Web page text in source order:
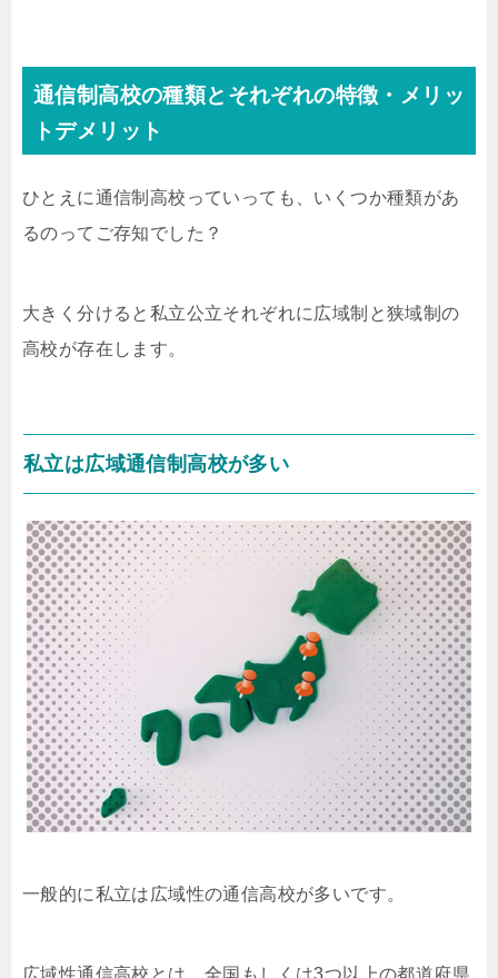
通信制高校の種類とそれぞれの特徴・メリッ
トデメリット
ひとえに通信制高校っていっても、いくつか種類があ
るのってご存知でした？
大きく分けると私立公立それぞれに広域制と狭域制の
高校が存在します。
私立は広域通信制高校が多い
一般的に私立は広域性の通信高校が多いです。